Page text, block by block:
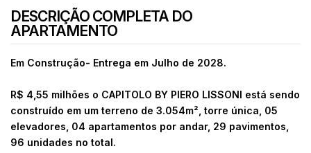
DESCRIÇÃO COMPLETA DO
APARTAMENTO
Em Construção- Entrega em Julho de 2028.
R$ 4,55 milhões o CAPITOLO BY PIERO LISSONI está sendo
construído em um terreno de 3.054m², torre única, 05
elevadores, 04 apartamentos por andar, 29 pavimentos,
96 unidades no total.